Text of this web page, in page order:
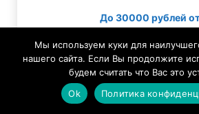
До 30000 рублей
ПСК 0-292%
Мы используем куки для
нашего сайта. Если Вы продолжите
будем считать что Вас это
Ok
Политика